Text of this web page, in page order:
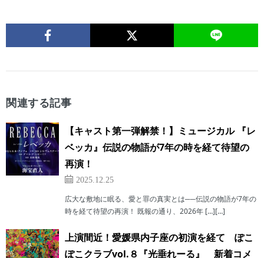
関連する記事
【キャスト第一弾解禁！】ミュージカル 『レ
ベッカ』伝説の物語が7年の時を経て待望の
再演！
2025.12.25
広大な敷地に眠る、愛と罪の真実とは──伝説の物語が7年の
時を経て待望の再演！ 既報の通り、2026年 […][…]
上演間近！愛媛県内子座の初演を経て ぽこ
ぽこクラブvol.８『光垂れーる』 新着コメ